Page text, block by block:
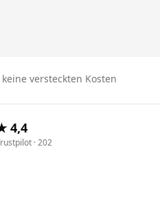
versteckten Kosten
4,4
· 202